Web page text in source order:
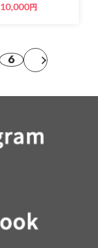
10,000円
6